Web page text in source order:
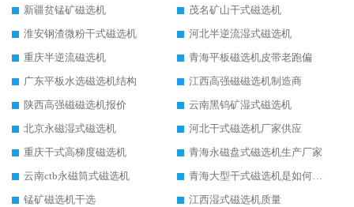
新疆贫锰矿磁选机
茂名矿山干式磁选机
淮安钢渣微粉干式磁选机
河北半逆流湿式磁选机
重庆半逆流磁选机
青海平板磁选机皮带老跑偏
广东平板水选磁选机结构
江西高强磁磁选机制造商
陕西高强磁磁选机报价
云南黑钨矿湿式磁选机
北京永磁湿式磁选机
河北干式磁选机厂家供应
重庆干式高梯度磁选机
青海永磁盘式磁选机生产厂家
云南ctb永磁筒式磁选机
青海大型干式磁选机是如何选矿的
锰矿磁选机干选
江西湿式磁选机质量